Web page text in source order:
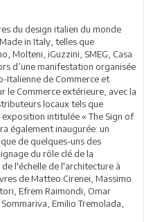
du design italien du monde
in Italy, telles que
Molteni, iGuzzini, SMEG, Casa
d’une manifestation organisée
Italienne de Commerce et
le Commerce extérieure, avec la
locaux tels que
exposition intitulée « The Sign of
également inaugurée: un
de quelques-uns des
du rôle clé de la
l'échelle de l'architecture à
de Matteo Cirenei, Massimo
Efrem Raimondi, Omar
Emilio Tremolada,